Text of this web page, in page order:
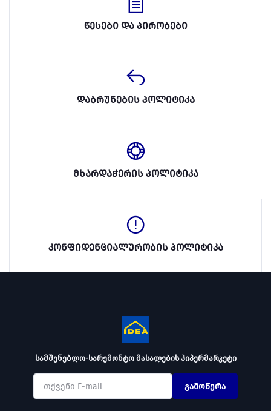
წესები და პირობები
დაბრუნების პოლიტიკა
მხარდაჭერის პოლიტიკა
კონფიდენციალურობის პოლიტიკა
სამშენებლო-სარემონტო მასალების ჰიპერმარკეტი
გამოწერა